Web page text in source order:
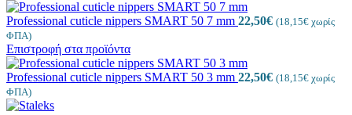
Professional cuticle nippers SMART 50 7 mm 22,50€ (18,15€ χωρίς
ΦΠΑ)
Επιστροφή στα προϊόντα
Professional cuticle nippers SMART 50 3 mm 22,50€ (18,15€ χωρίς
ΦΠΑ)